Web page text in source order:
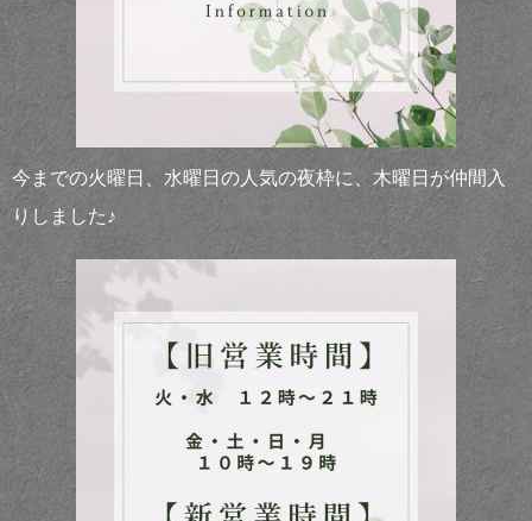
今までの火曜日、水曜日の人気の夜枠に、木曜日が仲間入
りしました♪